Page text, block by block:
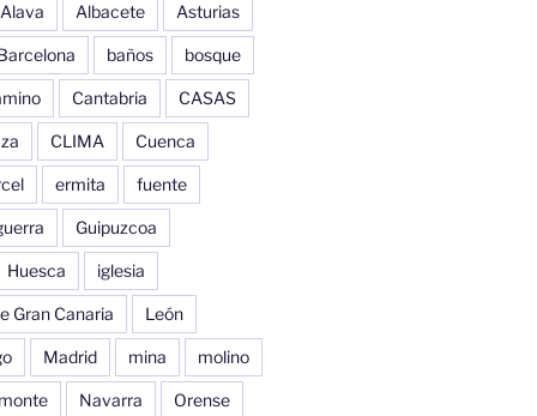
Alava Albacete Asturias
baños bosque
Cantabria CASAS
CLIMA Cuenca
ermita fuente
Guipuzcoa
Huesca iglesia
Gran Canaria León
Madrid mina molino
monte Navarra Orense